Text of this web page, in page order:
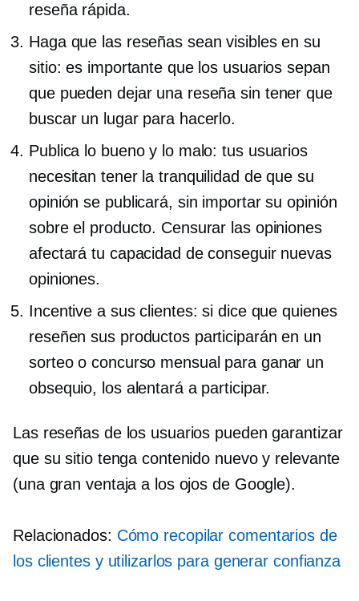
reseña rápida.
Haga que las reseñas sean visibles en su
sitio: es importante que los usuarios sepan
que pueden dejar una reseña sin tener que
buscar un lugar para hacerlo.
Publica lo bueno y lo malo: tus usuarios
necesitan tener la tranquilidad de que su
opinión se publicará, sin importar su opinión
sobre el producto. Censurar las opiniones
afectará tu capacidad de conseguir nuevas
opiniones.
Incentive a sus clientes: si dice que quienes
reseñen sus productos participarán en un
sorteo o concurso mensual para ganar un
obsequio, los alentará a participar.
Las reseñas de los usuarios pueden garantizar
que su sitio tenga contenido nuevo y relevante
(una gran ventaja a los ojos de Google).
Relacionados: Cómo recopilar comentarios de
los clientes y utilizarlos para generar confianza